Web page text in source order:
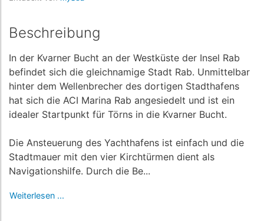
Beschreibung
In der Kvarner Bucht an der Westküste der Insel Rab
befindet sich die gleichnamige Stadt Rab. Unmittelbar
hinter dem Wellenbrecher des dortigen Stadthafens
hat sich die ACI Marina Rab angesiedelt und ist ein
idealer Startpunkt für Törns in die Kvarner Bucht.
Die Ansteuerung des Yachthafens ist einfach und die
Stadtmauer mit den vier Kirchtürmen dient als
Navigationshilfe. Durch die Be...
Weiterlesen ...